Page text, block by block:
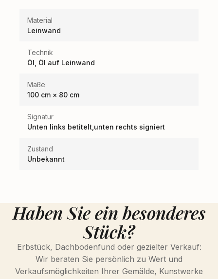
Material
Leinwand
Technik
Öl, Öl auf Leinwand
Maße
100 cm × 80 cm
Signatur
Unten links betitelt,unten rechts signiert
Zustand
Unbekannt
Haben Sie ein besonderes
Stück?
Erbstück, Dachbodenfund oder gezielter Verkauf:
Wir beraten Sie persönlich zu Wert und
Verkaufsmöglichkeiten Ihrer Gemälde, Kunstwerke